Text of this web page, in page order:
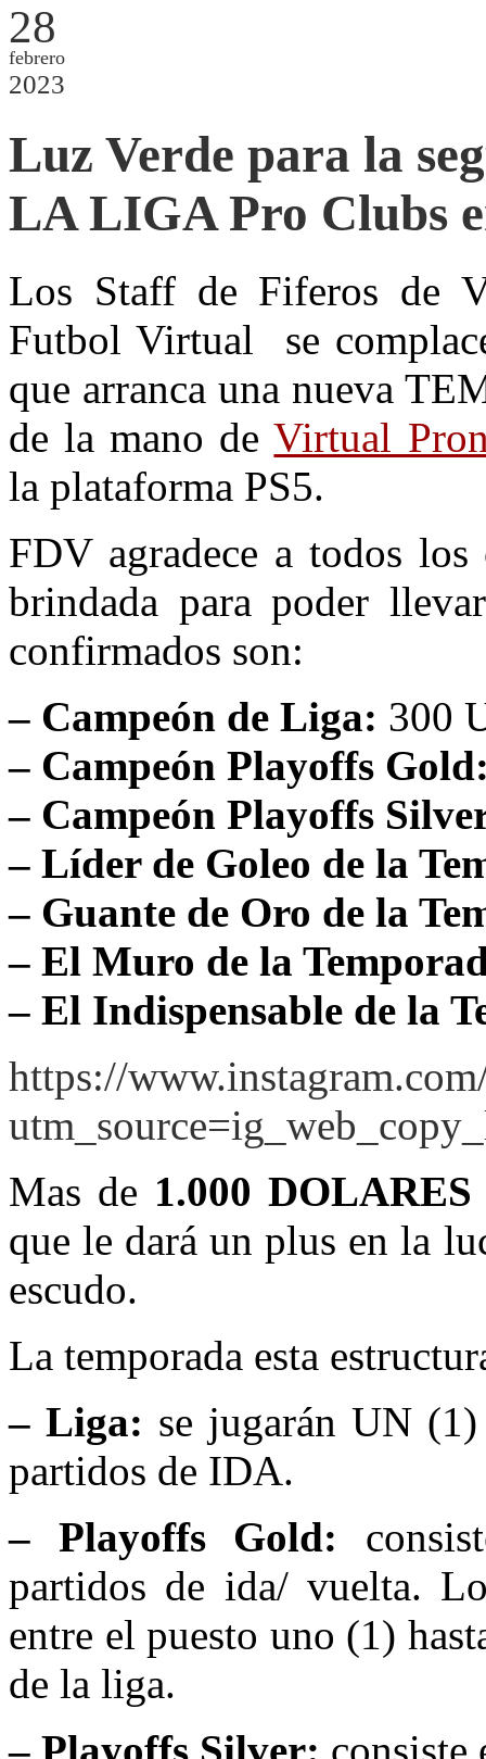
28
febrero
2023
Luz Verde para la
LA LIGA Pro Clubs
Los Staff de Fiferos de
Futbol Virtual se
que arranca una nueva
de la mano deVirtual
la plataforma PS5.
FDV agradece a todos
brindada para poder
confirmados son:
– Campeón de Liga: 300
– Campeón Playoffs
– Campeón Playoffs
– Líder de Goleo de la
– Guante de Oro de la
– El Muro de la
– El Indispensable de la
https://
Mas de 1.000
que le dará un plus en la
escudo.
La temporada esta
– Liga: se jugarán UN
partidos de IDA.
– Playoffs Gold:
partidos de ida/ vuelta.
entre el puesto uno (1)
de la liga.
– Playoffs Silver: consiste